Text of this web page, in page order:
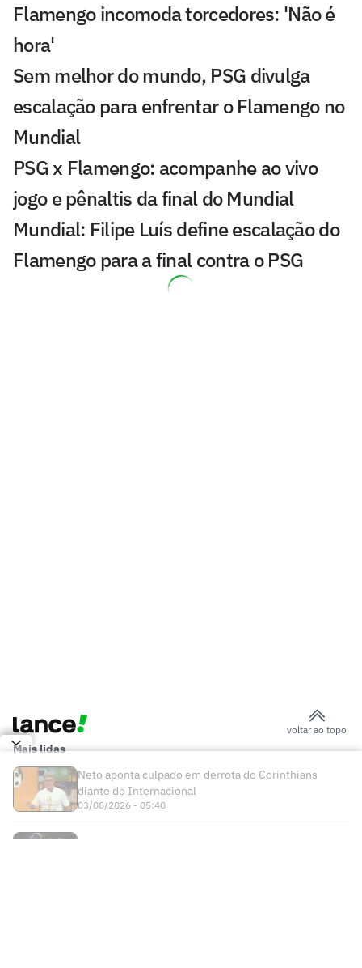
Flamengo incomoda torcedores: 'Não é
hora'
Sem melhor do mundo, PSG divulga
escalação para enfrentar o Flamengo no
Mundial
PSG x Flamengo: acompanhe ao vivo
jogo e pênaltis da final do Mundial
Mundial: Filipe Luís define escalação do
Flamengo para a final contra o PSG
Redação do Lance! compara escalações
recado antes da final do Mundial: 'Vai
ser difícil'
Pitaco do Guffo: Como o Flamengo pode
ser Campeão do Mundo
Luiz Araújo relembra erro contra Bayern